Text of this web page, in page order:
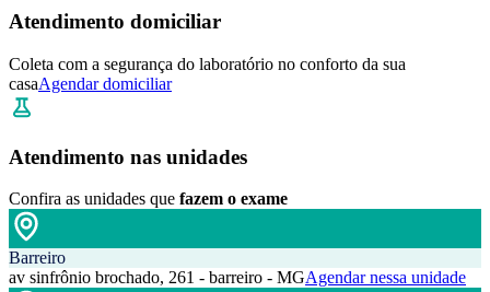
Atendimento domiciliar
Coleta com a segurança do laboratório no conforto da sua
casaAgendar domiciliar
Atendimento nas unidades
Confira as unidades que fazem o exame
Barreiro
av sinfrônio brochado, 261 - barreiro - MGAgendar nessa unidade